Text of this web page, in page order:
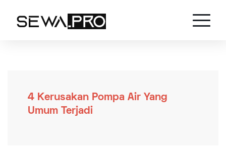
4 Kerusakan Pompa Air Yang
Umum Terjadi